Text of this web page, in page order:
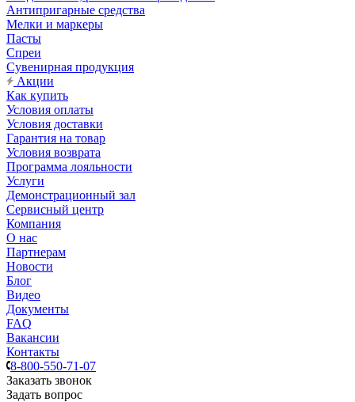
Антипригарные средства
Мелки и маркеры
Пасты
Спреи
Сувенирная продукция
Акции
Как купить
Условия оплаты
Условия доставки
Гарантия на товар
Условия возврата
Программа лояльности
Услуги
Демонстрационный зал
Сервисный центр
Компания
О нас
Партнерам
Новости
Блог
Видео
Документы
FAQ
Вакансии
Контакты
8-800-550-71-07
Заказать звонок
Задать вопрос